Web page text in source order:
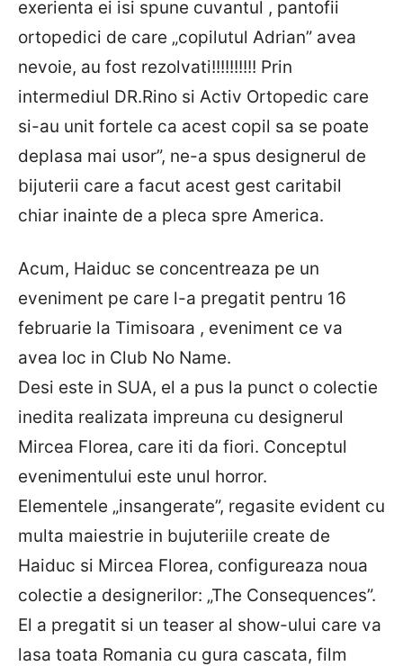
exerienta ei isi spune cuvantul , pantofii
ortopedici de care „copilutul Adrian” avea
nevoie, au fost rezolvati!!!!!!!!!! Prin
intermediul DR.Rino si Activ Ortopedic care
si-au unit fortele ca acest copil sa se poate
deplasa mai usor”, ne-a spus designerul de
bijuterii care a facut acest gest caritabil
chiar inainte de a pleca spre America.
Acum, Haiduc se concentreaza pe un
eveniment pe care l-a pregatit pentru 16
februarie la Timisoara , eveniment ce va
avea loc in Club No Name.
Desi este in SUA, el a pus la punct o colectie
inedita realizata impreuna cu designerul
Mircea Florea, care iti da fiori. Conceptul
evenimentului este unul horror.
Elementele „insangerate”, regasite evident cu
multa maiestrie in bujuteriile create de
Haiduc si Mircea Florea, configureaza noua
colectie a designerilor: „The Consequences”.
El a pregatit si un teaser al show-ului care va
lasa toata Romania cu gura cascata, film